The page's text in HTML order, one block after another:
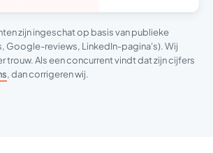
zijn ingeschat op basis van publieke
Google-reviews, LinkedIn-pagina's). Wij
trouw. Als een concurrent vindt dat zijn cijfers
, dan corrigeren wij.